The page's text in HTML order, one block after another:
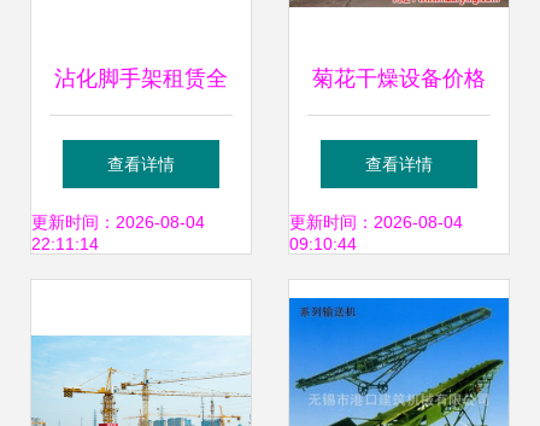
沾化脚手架租赁全
解析 华东设备厂家
与博山区服务指南
查看详情
更新时间：2026-08-04
22:11:14
菊花干燥设备价格
解析与建筑设备行
业对比
查看详情
更新时间：2026-08-04
09:10:44